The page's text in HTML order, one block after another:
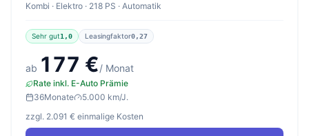
Kombi · Elektro · 218 PS · Automatik
Sehr gut1,0 Leasingfaktor0,27
ab 177 €/ Monat
Rate inkl. E-Auto Prämie
36Monate
5.000 km/J.
zzgl. 2.091 € einmalige Kosten